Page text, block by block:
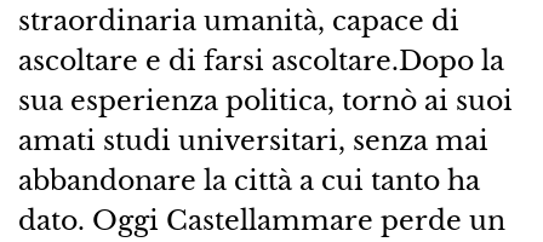
straordinaria umanità, capace di
ascoltare e di farsi ascoltare.Dopo la
sua esperienza politica, tornò ai suoi
amati studi universitari, senza mai
abbandonare la città a cui tanto ha
dato. Oggi Castellammare perde un